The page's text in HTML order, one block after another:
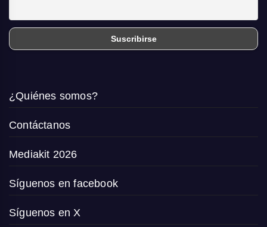
¿Quiénes somos?
Contáctanos
Mediakit 2026
Síguenos en facebook
Síguenos en X